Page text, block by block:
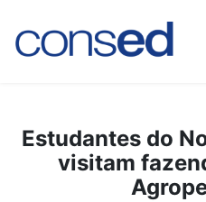
Estudantes do
visitam